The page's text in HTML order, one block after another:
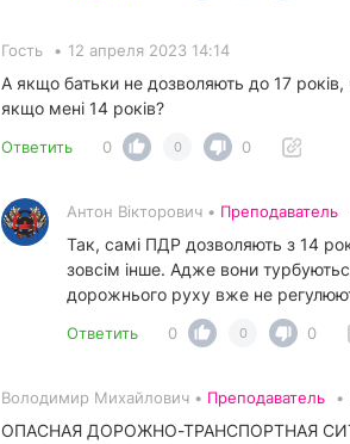
Гость • 12 апреля 2023 14:14
А якщо батьки не дозволяють до 17
якщо мені 14 років?
Ответить 0 0 0
Антон Вікторович • Преподаватель
Так, самі ПДР дозволяють з 14
зовсім інше. Адже вони
дорожнього руху вже не
Ответить 0 0 0
Володимир Михайлович • Преподаватель •
ОПАСНАЯ ДОРОЖНО-ТРАНСПОРТНАЯ